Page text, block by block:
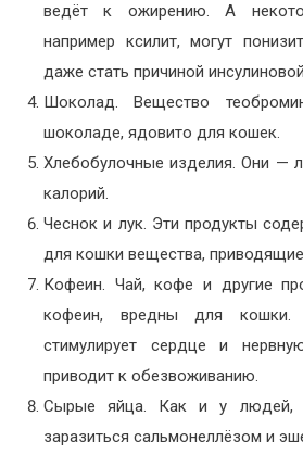
ведёт к ожирению. А
например ксилит, могут
даже стать причиной
Шоколад. Вещество
шоколаде, ядовито для кошек.
Хлебобулочные изделия. Они —
калорий.
Чеснок и лук. Эти продукты
для кошки вещества,
Кофеин. Чай, кофе и другие
кофеин, вредны для кошки.
стимулирует сердце и
приводит к обезвоживанию.
Сырые яйца. Как и у людей,
заразиться сальмонеллёзом и